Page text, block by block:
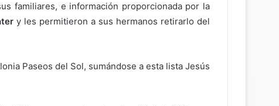
familiares, e información proporcionada por la
y les permitieron a sus hermanos retirarlo del
Paseos del Sol, sumándose a esta lista Jesús